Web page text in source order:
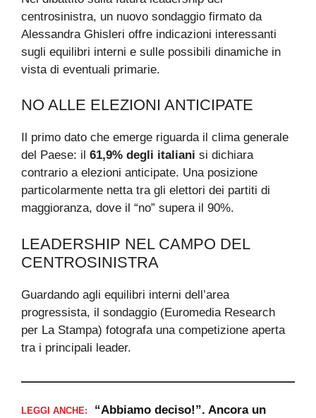
centrosinistra, un nuovo sondaggio firmato da
Alessandra Ghisleri offre indicazioni interessanti
sugli equilibri interni e sulle possibili dinamiche in
vista di eventuali primarie.
NO ALLE ELEZIONI ANTICIPATE
Il primo dato che emerge riguarda il clima generale
del Paese: il 61,9% degli italiani si dichiara
contrario a elezioni anticipate. Una posizione
particolarmente netta tra gli elettori dei partiti di
maggioranza, dove il “no” supera il 90%.
LEADERSHIP NEL CAMPO DEL
CENTROSINISTRA
Guardando agli equilibri interni dell’area
progressista, il sondaggio (Euromedia Research
per La Stampa) fotografa una competizione aperta
tra i principali leader.
LEGGI ANCHE:
“Abbiamo deciso!”. Ancora un